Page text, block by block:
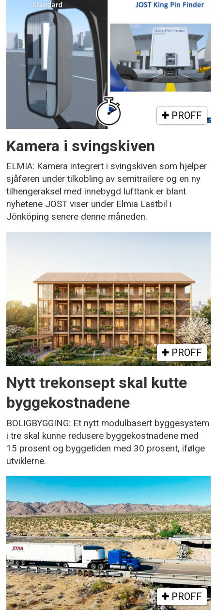
PROFF
Kamera i svingskiven
ELMIA: Kamera integrert i svingskiven som hjelper
sjåføren under tilkobling av semitrailere og en ny
tilhengeraksel med innebygd lufttank er blant
nyhetene JOST viser under Elmia Lastbil i
Jönköping senere denne måneden.
PROFF
Nytt trekonsept skal kutte
byggekostnadene
BOLIGBYGGING: Et nytt modulbasert byggesystem
i tre skal kunne redusere byggekostnadene med
15 prosent og byggetiden med 30 prosent, ifølge
utviklerne.
PROFF